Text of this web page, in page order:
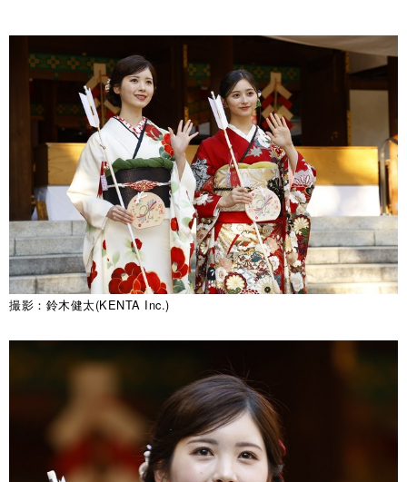
撮影：鈴木健太(KENTA Inc.)